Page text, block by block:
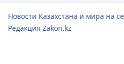
Новости Казахстана и мира на
Редакция Zakon.kz